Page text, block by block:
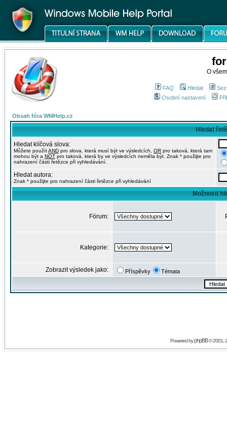
O
FAQ Hledat
Osobní nastavení
Obsah fóra WMHelp.cz
Hledat
Hledat klíčová slova:
Můžete použítAND pro slova, která musí být ve výsledcích, OR pro taková, která tam
mohou být a NOT pro taková, která by ve výsledcích neměla být. Znak * použijte pro
nahrazení části řetězce při vyhledávání.
Hledat autora:
Znak * použijte pro nahrazení části řetězce při vyhledávání
Možnosti
Fórum:
Kategorie:
Zobrazit výsledek jako: Příspěvky Témata
Powered byphpBB© 2001,